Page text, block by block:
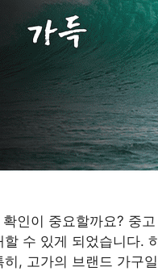
인이 중요할까요? 중
수 있게 되었습니다.
, 고가의 브랜드 가구